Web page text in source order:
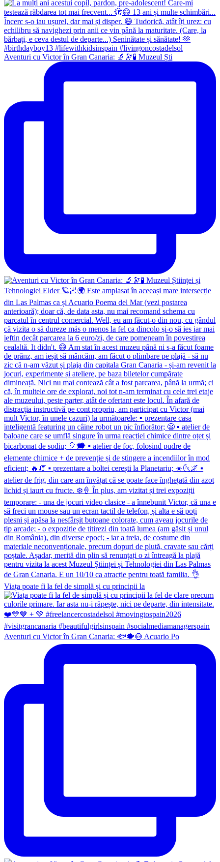
Aventuri cu Victor în Gran Canaria: 🔬🔭🧪 Muzeul Ști
Viața poate fi la fel de simplă și cu principii la
Aventuri cu Victor în Gran Canaria: 🐟🐡🍥 Acuario Po